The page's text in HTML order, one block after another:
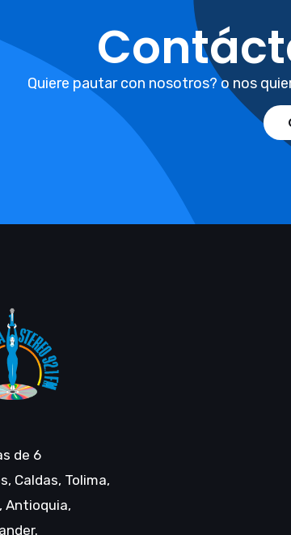
Quiere pautar con nosotros? o nos
de 6
Caldas, Tolima,
Antioquia,